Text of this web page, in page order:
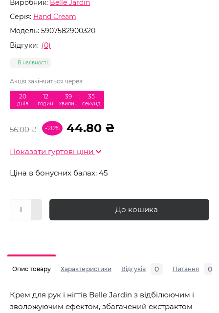
Виробник: Belle Jardin
Серія: Hand Cream
Модель: 5907582900320
Відгуки: (0)
В наявності
Акція закінчиться через:
20
днів
: 12
годин
: 39
хвилин
: 35
секунд
56.00 ₴ -20% 44.80 ₴
Показати гуртові ціни
Ціна в бонусних балах: 45
До кошика
Опис товару Характеристики Відгуків 0 Питання 0
Крем для рук і нігтів Belle Jardin з відбілюючим і
зволожуючим ефектом, збагачений екстрактом